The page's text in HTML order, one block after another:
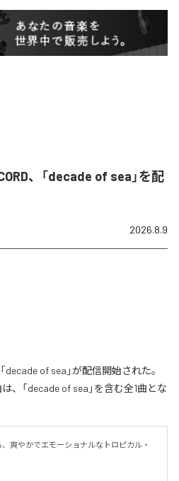
、「decade of sea」を配
2026.8.9
decade of sea」が配信開始された。
、「decade of sea」を含む全1曲とな
爽やかでエモーショナルなトロピカル・